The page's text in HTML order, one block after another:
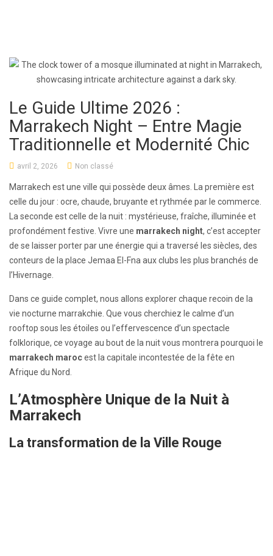
Le Guide Ultime 2026 :
Marrakech Night – Entre Magie
Traditionnelle et Modernité Chic
avril 2, 2026 Non classé
Marrakech est une ville qui possède deux âmes. La première est
celle du jour : ocre, chaude, bruyante et rythmée par le commerce.
La seconde est celle de la nuit : mystérieuse, fraîche, illuminée et
profondément festive. Vivre une marrakech night, c’est accepter
de se laisser porter par une énergie qui a traversé les siècles, des
conteurs de la place Jemaa El-Fna aux clubs les plus branchés de
l’Hivernage.
Dans ce guide complet, nous allons explorer chaque recoin de la
vie nocturne marrakchie. Que vous cherchiez le calme d’un
rooftop sous les étoiles ou l’effervescence d’un spectacle
folklorique, ce voyage au bout de la nuit vous montrera pourquoi le
marrakech marocest la capitale incontestée de la fête en
Afrique du Nord.
L’Atmosphère Unique de la Nuit à
Marrakech
La transformation de la Ville Rouge